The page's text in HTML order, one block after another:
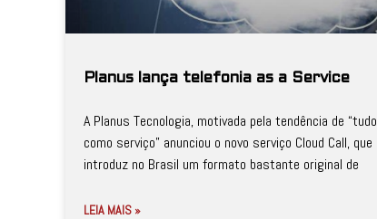
Planus lança telefonia as a Service
A Planus Tecnologia, motivada pela tendência de “tudo
como serviço” anunciou o novo serviço Cloud Call, que
introduz no Brasil um formato bastante original de
LEIA MAIS »